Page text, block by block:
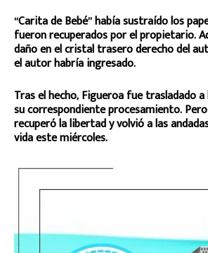
“Carita de Bebé” había sustraído los
fueron recuperados por el propietario.
daño en el cristal trasero derecho del
el autor habría ingresado.
Tras el hecho, Figueroa fue trasladado
su correspondiente procesamiento.
recuperó la libertad y volvió a las
vida este miércoles.